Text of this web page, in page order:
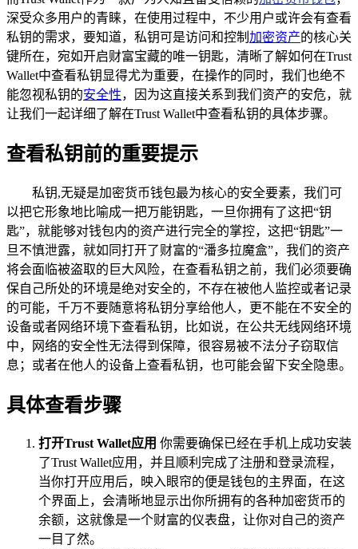
深受众多用户的青睐，在使用过程中，不少用户或许会有查看
私钥的需求，要知道，私钥可是访问和控制 加密资产的核心关
键所在，宛如开启财富宝藏的唯一钥匙，清晰了解如何在Trust
Wallet中查看私钥显得尤为重要，在操作的同时，我们也绝不
能忽视私钥的安全性，因为这直接关系到我们资产的安危，就
让我们一起详细了解在Trust Wallet中查看私钥的具体步骤。
查看私钥前的重要提示
私钥,无疑是加密货币钱包最为核心的安全要素，我们可
以把它形象地比喻成一把万能钥匙，一旦你拥有了这把“钥
匙”，就能够对钱包内的资产进行完全的掌控，这把“钥匙”一
旦不慎泄露，就如同打开了财富的“潘多拉魔盒”，我们的资产
将会面临被盗取的巨大风险，在查看私钥之前，我们必须要确
保自己所处的环境是绝对安全的，不存在被他人监控或者记录
的可能，千万不要随意将私钥分享给他人，更不能在不安全的
设备或者网络环境下查看私钥，比如说，在公共无线网络环境
中，网络的安全性无法得到保障，很容易被不法分子窃取信
息；或者在他人的设备上查看私钥，也可能会留下安全隐患。
具体查看步骤
打开Trust Wallet应用 你需要确保已经在手机上成功安装
了Trust Wallet应用，并且顺利完成了注册和登录流程，
当你打开应用后，映入眼帘的便是钱包的主界面，在这
个界面上，会清晰地显示出你所拥有的各种加密货币的
余额，这就像是一个财富的仪表盘，让你对自己的资产
一目了然。